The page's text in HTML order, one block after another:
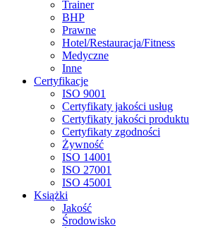
Trainer
BHP
Prawne
Hotel/Restauracja/Fitness
Medyczne
Inne
Certyfikacje
ISO 9001
Certyfikaty jakości usług
Certyfikaty jakości produktu
Certyfikaty zgodności
Żywność
ISO 14001
ISO 27001
ISO 45001
Książki
Jakość
Środowisko